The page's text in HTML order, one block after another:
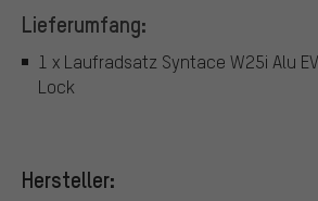
Lieferumfang:
1 x Laufradsatz Syntace W25i Alu
Lock
Hersteller: